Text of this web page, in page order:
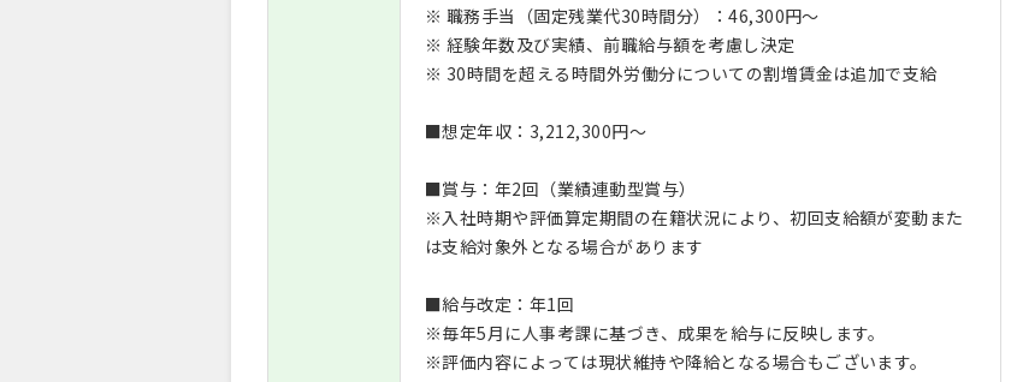
※ 職務手当（固定残業代30時間分）：46,300円～
※ 経験年数及び実績、前職給与額を考慮し決定
※ 30時間を超える時間外労働分についての割増賃金は追加で支給
■想定年収：3,212,300円〜
■賞与：年2回（業績連動型賞与）
※入社時期や評価算定期間の在籍状況により、初回支給額が変動また
は支給対象外となる場合があります
■給与改定：年1回
※毎年5月に人事考課に基づき、成果を給与に反映します。
※評価内容によっては現状維持や降給となる場合もございます。